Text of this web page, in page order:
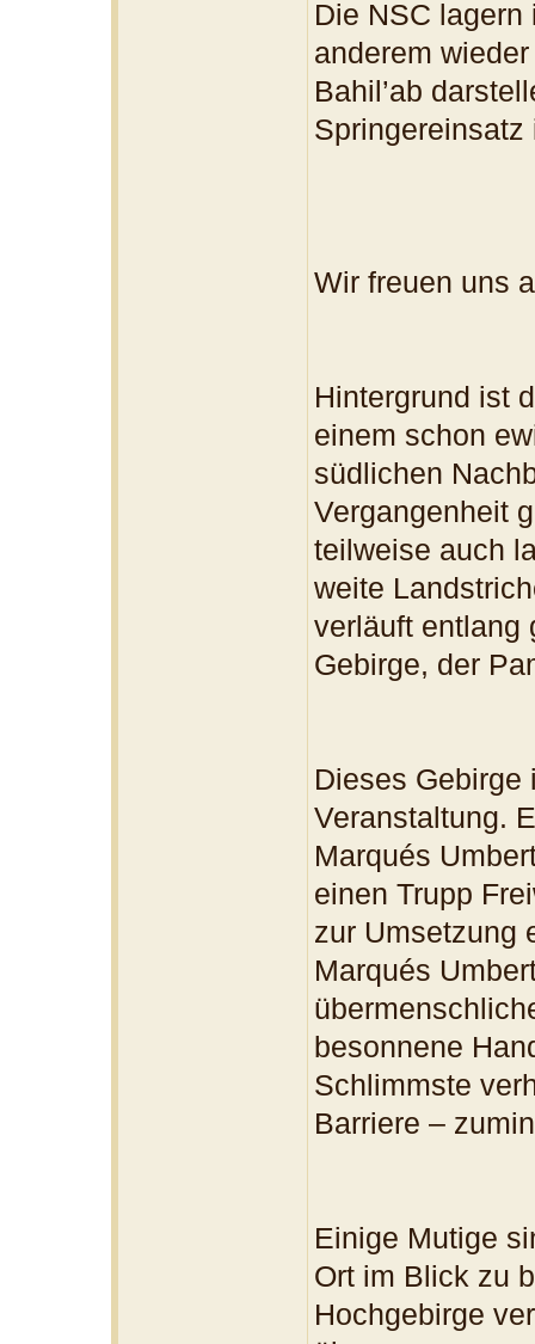
Die NSC lagern
anderem
Bahil’ab
Springereinsatz
Wir freuen uns
Hintergrund ist
einem schon
südlichen
Vergangenheit
teilweise auch
weite
verläuft entlang
Gebirge, der
Dieses Gebirge
Veranstaltung.
Marqués
einen Trupp
zur Umsetzung
Marqués
besonnene
Schlimmste
Barriere –
Einige Mutige
Ort im Blick zu
Hochgebirge